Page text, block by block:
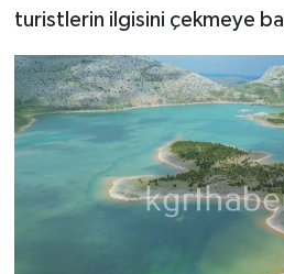
turistlerin ilgisini çekmeye